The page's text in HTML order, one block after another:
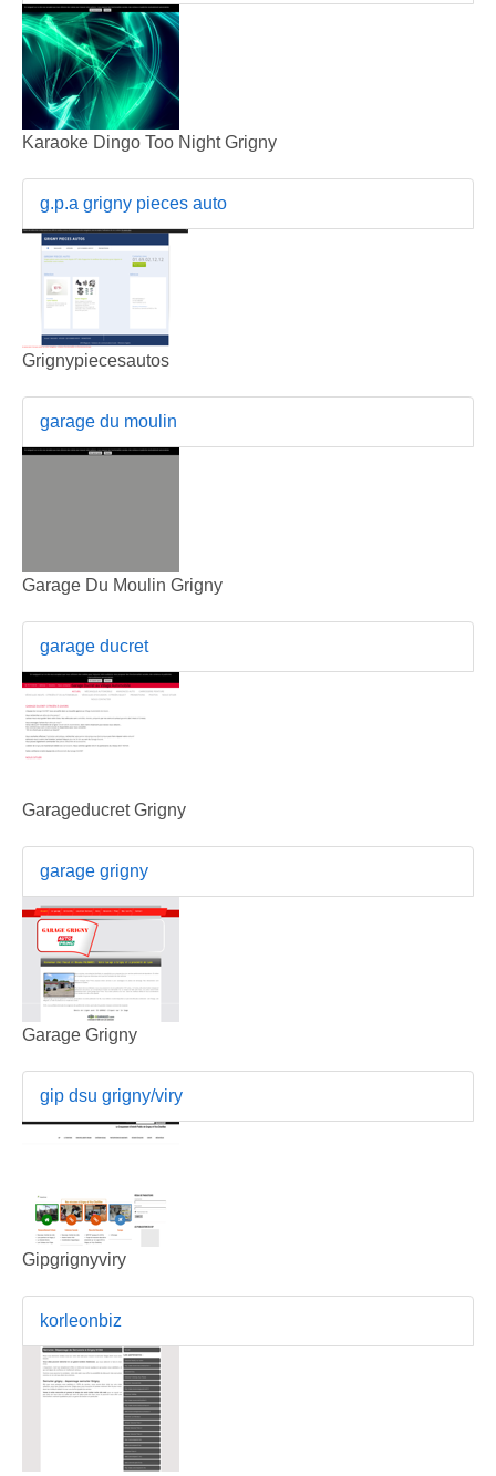
Karaoke Dingo Too Night Grigny
g.p.a grigny pieces auto
Grignypiecesautos
garage du moulin
Garage Du Moulin Grigny
garage ducret
Garageducret Grigny
garage grigny
Garage Grigny
gip dsu grigny/viry
Gipgrignyviry
korleonbiz